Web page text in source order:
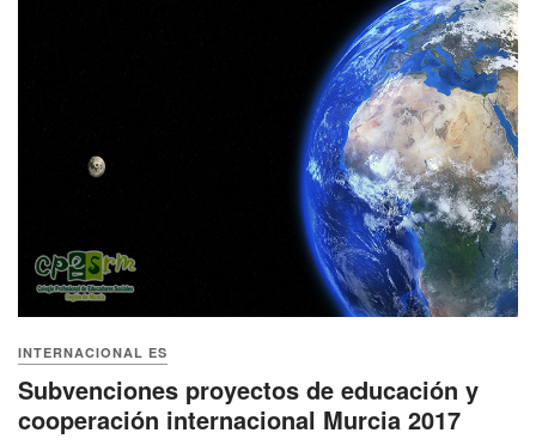
INTERNACIONAL ES
Subvenciones proyectos de educación y
cooperación internacional Murcia 2017